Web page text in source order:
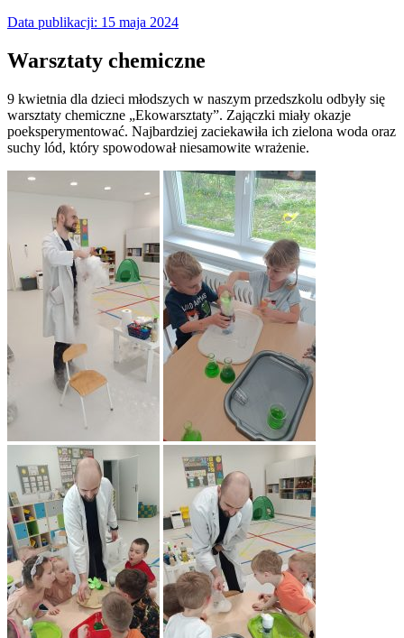
Data publikacji: 15 maja 2024
Warsztaty chemiczne
9 kwietnia dla dzieci młodszych w naszym przedszkolu odbyły się
warsztaty chemiczne „Ekowarsztaty”. Zajączki miały okazje
poeksperymentować. Najbardziej zaciekawiła ich zielona woda oraz
suchy lód, który spowodował niesamowite wrażenie.